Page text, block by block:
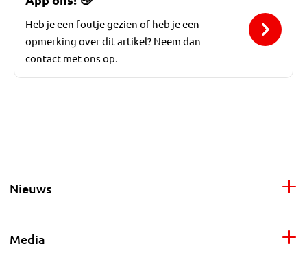
Heb je een foutje gezien of heb je een
opmerking over dit artikel? Neem dan
contact met ons op.
Nieuws
Media